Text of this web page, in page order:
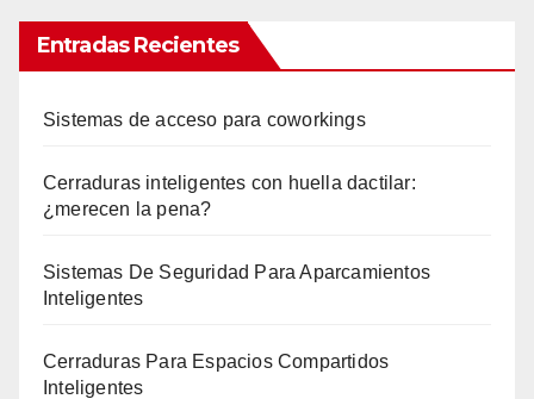
Entradas Recientes
Sistemas de acceso para coworkings
Cerraduras inteligentes con huella dactilar:
¿merecen la pena?
Sistemas De Seguridad Para Aparcamientos
Inteligentes
Cerraduras Para Espacios Compartidos
Inteligentes